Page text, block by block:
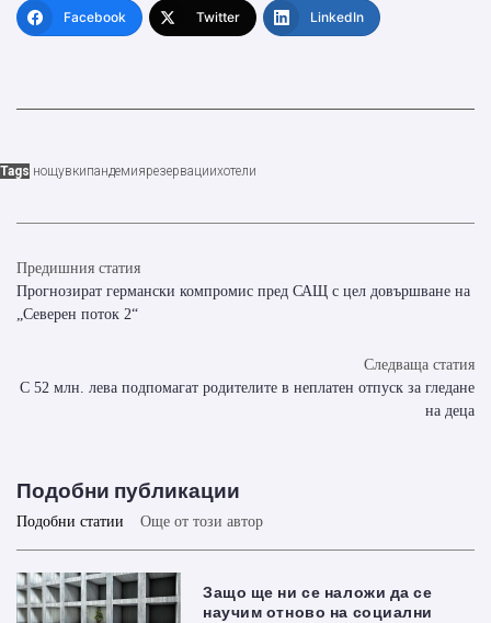
Facebook Twitter LinkedIn
Tags нощувкипандемиярезервациихотели
Предишния статия
Прогнозират германски компромис пред САЩ с цел довършване на
„Северен поток 2“
Следваща статия
С 52 млн. лева подпомагат родителите в неплатен отпуск за гледане
на деца
Подобни публикации
Подобни статии Още от този автор
Защо ще ни се наложи да се
научим отново на социални